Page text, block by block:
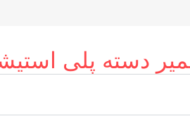
دسته پلی